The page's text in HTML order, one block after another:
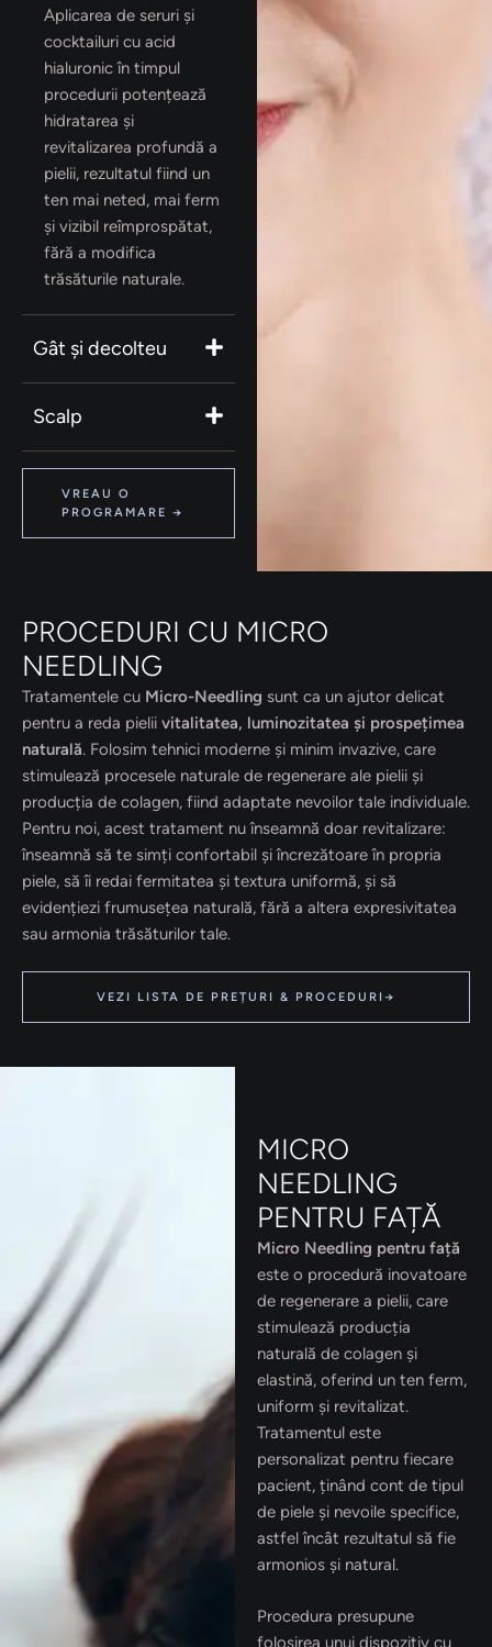
Aplicarea de seruri și
cocktailuri cu acid
hialuronic în timpul
procedurii potențează
hidratarea și
revitalizarea profundă a
pielii, rezultatul fiind un
ten mai neted, mai ferm
și vizibil reîmprospătat,
fără a modifica
trăsăturile naturale.
Gât și decolteu
Scalp
VREAU O
PROGRAMARE →
PROCEDURI CU MICRO
NEEDLING
Tratamentele cu Micro-Needling sunt ca un ajutor delicat
pentru a reda pielii vitalitatea, luminozitatea și prospețimea
naturală. Folosim tehnici moderne și minim invazive, care
stimulează procesele naturale de regenerare ale pielii și
producția de colagen, fiind adaptate nevoilor tale individuale.
Pentru noi, acest tratament nu înseamnă doar revitalizare:
înseamnă să te simți confortabil și încrezătoare în propria
piele, să îi redai fermitatea și textura uniformă, și să
evidențiezi frumusețea naturală, fără a altera expresivitatea
sau armonia trăsăturilor tale.
VEZI LISTA DE PREȚURI & PROCEDURI→
MICRO
NEEDLING
PENTRU FAȚĂ
Micro Needling pentru față
este o procedură inovatoare
de regenerare a pielii, care
stimulează producția
naturală de colagen și
elastină, oferind un ten ferm,
uniform și revitalizat.
Tratamentul este
personalizat pentru fiecare
pacient, ținând cont de tipul
de piele și nevoile specifice,
astfel încât rezultatul să fie
armonios și natural.
Procedura presupune
folosirea unui dispozitiv cu